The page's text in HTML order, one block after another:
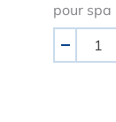
pour spa
Quantité